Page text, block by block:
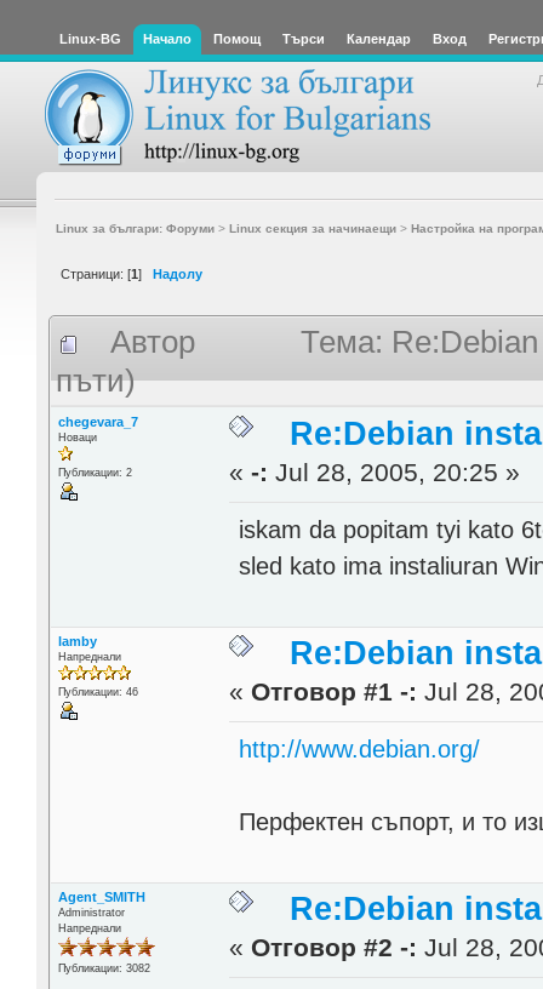
Linux-BG Начало Помощ Търси Календар Вход
Linux за българи: Форуми> Linux секция за начинаещи> Настройка на
Страници: [1] Надолу
Автор
Тема:
пъти)
chegevara_7
Новаци
Публикации: 2
Re:Debian
«-: Jul 28, 2005, 20:25 »
iskam da popitam tyi kato
sled kato ima instaliuran
lamby
Напреднали
Публикации: 46
Re:Debian
« Отговор #1 -: Jul 28,
http://www.debian.org/
Перфектен съпорт, и то
Agent_SMITH
Administrator
Напреднали
Публикации: 3082
Re:Debian
« Отговор #2 -: Jul 28,